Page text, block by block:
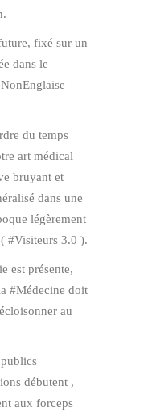
fixé sur un
dans le
du temps
art médical
bruyant et
dans une
légèrement
#Visiteurs 3.0 ).
est présente,
#Médecine doit
au
débutent ,
aux forceps